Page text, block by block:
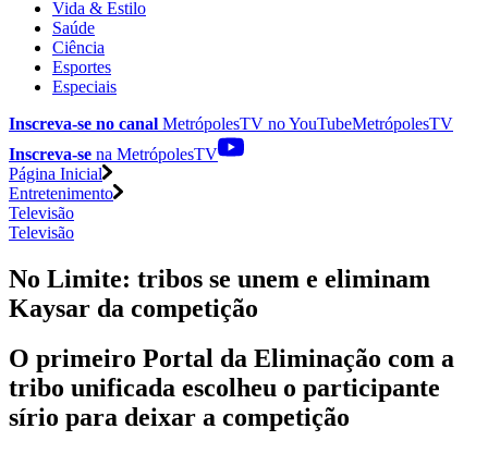
Vida & Estilo
Saúde
Ciência
Esportes
Especiais
Inscreva-se no canal MetrópolesTV noYouTubeMetrópolesTV
Inscreva-se na MetrópolesTV
Página Inicial
Entretenimento
Televisão
Televisão
No Limite: tribos se unem e eliminam
Kaysar da competição
O primeiro Portal da Eliminação com a
tribo unificada escolheu o participante
sírio para deixar a competição